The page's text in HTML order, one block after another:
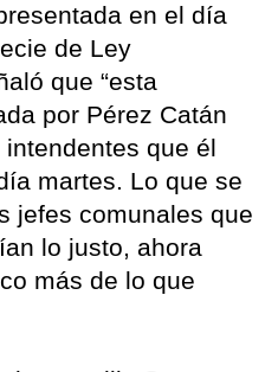
en el día
de Ley
que “esta
por Pérez Catán
que él
martes. Lo que se
jefes comunales que
lo justo, ahora
más de lo que